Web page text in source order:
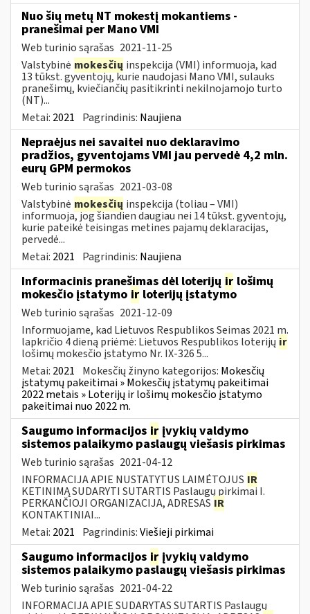
Nuo šių metų NT mokestį mokantiems -
pranešimai per Mano VMI
Web turinio sąrašas 2021-11-25
Valstybinė mokesčių inspekcija (VMI) informuoja, kad
13 tūkst. gyventojų, kurie naudojasi Mano VMI, sulauks
pranešimų, kviečiančių pasitikrinti nekilnojamojo turto
(NT)...
Metai: 2021 Pagrindinis: Naujiena
Nepraėjus nei savaitei nuo deklaravimo
pradžios, gyventojams VMI jau pervedė 4,2 mln.
eurų GPM permokos
Web turinio sąrašas 2021-03-08
Valstybinė mokesčių inspekcija (toliau – VMI)
informuoja, jog šiandien daugiau nei 14 tūkst. gyventojų,
kurie pateikė teisingas metines pajamų deklaracijas,
pervedė...
Metai: 2021 Pagrindinis: Naujiena
Informacinis pranešimas dėl loterijų ir lošimų
mokesčio įstatymo ir loterijų įstatymo
Web turinio sąrašas 2021-12-09
Informuojame, kad Lietuvos Respublikos Seimas 2021 m.
lapkričio 4 dieną priėmė: Lietuvos Respublikos loterijų ir
lošimų mokesčio įstatymo Nr. IX-326 5...
Metai: 2021 Mokesčių žinyno kategorijos: Mokesčių
įstatymų pakeitimai » Mokesčių įstatymų pakeitimai
2022 metais » Loterijų ir lošimų mokesčio įstatymo
pakeitimai nuo 2022 m.
Saugumo informacijos ir įvykių valdymo
sistemos palaikymo paslaugų viešasis pirkimas
Web turinio sąrašas 2021-04-12
INFORMACIJA APIE NUSTATYTUS LAIMĖTOJUS IR
KETINIMĄ SUDARYTI SUTARTIS Paslaugų pirkimai I.
PERKANČIOJI ORGANIZACIJA, ADRESAS IR
KONTAKTINIAI...
Metai: 2021 Pagrindinis:Viešieji pirkimai
Saugumo informacijos ir įvykių valdymo
sistemos palaikymo paslaugų viešasis pirkimas
Web turinio sąrašas 2021-04-22
INFORMACIJA APIE SUDARYTAS SUTARTIS Paslaugų